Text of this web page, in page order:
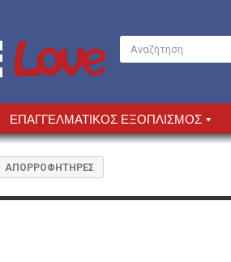
ΕΠΑΓΓΕΛΜΑΤΙΚΟΣ ΕΞΟΠΛΙΣΜΟΣ
ΑΠΟΡΡΟΦΗΤΗΡΕΣ